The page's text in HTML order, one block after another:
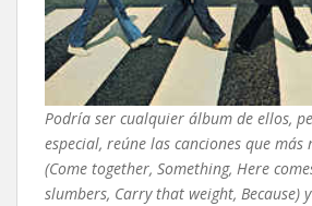
Podría ser cualquier álbum de ellos,
especial, reúne las canciones que más
(Come together, Something, Here
slumbers, Carry that weight, Because)